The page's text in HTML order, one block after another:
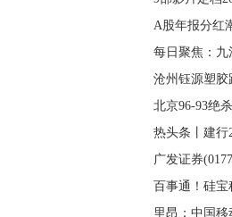
A股年报分红
每日聚焦：九
沧州钰源塑胶
北京96-93绝
热头条丨建行
广发证券
百事通！硅宝
里昂：中国移